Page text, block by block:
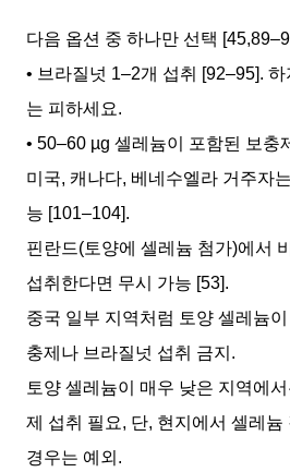
다음 옵션 중 하나만 선택
• 브라질넛 1–2개 섭취 [92–95].
는 피하세요.
• 50–60 µg 셀레늄이 포함된 보충
미국, 캐나다, 베네수엘라 거주자
능 [101–104].
핀란드(토양에 셀레늄 첨가)에서
섭취한다면 무시 가능 [53].
중국 일부 지역처럼 토양 셀레늄
충제나 브라질넛 섭취 금지.
토양 셀레늄이 매우 낮은 지역에
제 섭취 필요, 단, 현지에서 셀레
경우는 예외.